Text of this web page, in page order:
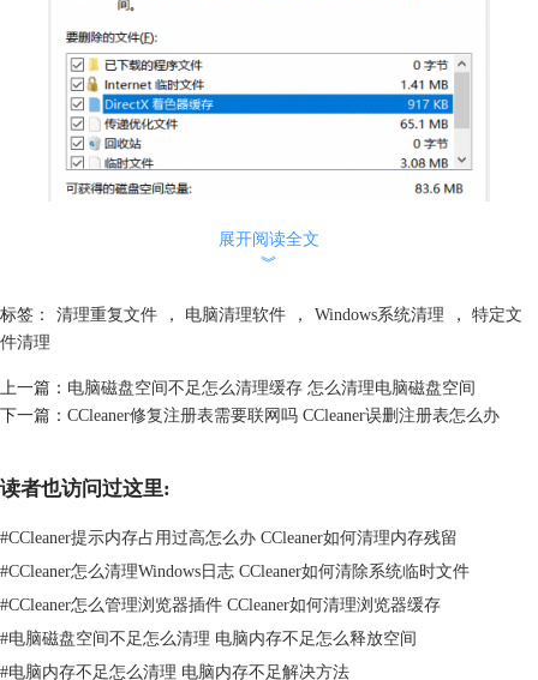
2、除了系统自带的清理工具外，我们还可以使用一些系统优化软件来深
度清理电脑内存，比如：CCleaner，它可以帮助我们找到并清理系统中的
垃圾文件、插件、注册表残留、第三方应用程序残留等，还可以自动识别
关键文件，避免误删导致的系统故障。
展开阅读全文
︾
标签： 清理重复文件 ， 电脑清理软件 ， Windows系统清理 ，
特定文
件清理
上一篇： 电脑磁盘空间不足怎么清理缓存 怎么清理电脑磁盘空间
下一篇： CCleaner修复注册表需要联网吗 CCleaner误删注册表怎么办
读者也访问过这里:
#CCleaner提示内存占用过高怎么办 CCleaner如何清理内存残留
#CCleaner怎么清理Windows日志 CCleaner如何清除系统临时文件
#CCleaner怎么管理浏览器插件 CCleaner如何清理浏览器缓存
#电脑磁盘空间不足怎么清理 电脑内存不足怎么释放空间
#电脑内存不足怎么清理 电脑内存不足解决方法